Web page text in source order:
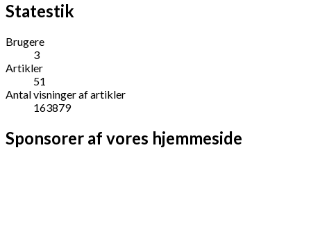
Statestik
Brugere
3
Artikler
51
Antal visninger af artikler
163879
Sponsorer af vores hjemmeside